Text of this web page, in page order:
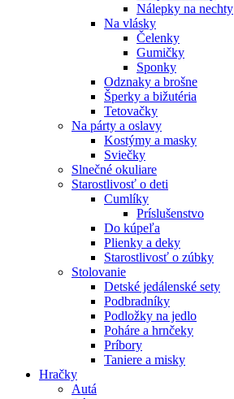
Nálepky na nechty
Na vlásky
Čelenky
Gumičky
Sponky
Odznaky a brošne
Šperky a bižutéria
Tetovačky
Na párty a oslavy
Kostýmy a masky
Sviečky
Slnečné okuliare
Starostlivosť o deti
Cumlíky
Príslušenstvo
Do kúpeľa
Plienky a deky
Starostlivosť o zúbky
Stolovanie
Detské jedálenské sety
Podbradníky
Podložky na jedlo
Poháre a hrnčeky
Príbory
Taniere a misky
Hračky
Autá